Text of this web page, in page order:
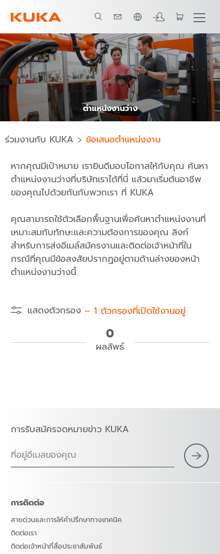
ภาษาไทย / Thai
ตำแหน่งงานว่าง
ร่วมงานกับ KUKA
ข้อเสนอตำแหน่งงาน
หากคุณมีเป้าหมาย เรายินดีมอบโอกาสให้กับคุณ ค้นหา
ตำแหน่งงานว่างที่บริษัทเราได้ที่นี่ แล้วมาเริ่มต้นอาชีพ
ของคุณไปด้วยกันกับพวกเรา ที่ KUKA
คุณสามารถใช้ตัวเลือกพื้นฐานเพื่อค้นหาตำแหน่งงานที่
เหมาะสมกับทักษะและความต้องการของคุณ ลิงก์
สำหรับการส่งอีเมล์สมัครงานและติดต่อเจ้าหน้าที่ใน
กรณีที่คุณมีข้อสงสัยปรากฏอยู่ตามด้านล่างของหน้า
ตำแหน่งงานว่างนี้
แสดงตัวกรอง –1 ตัวกรองที่เปิดใช้งานอยู่
× 1 ตัวกรอง (ประเทศไทย)
0
ผลลัพธ์
การรับสมัครจดหมายข่าว KUKA
ที่อยู่อีเมลของคุณ
การติดต่อ
สายด่วนและการให้คำปรึกษาทางเทคนิค
ติดต่อเรา
ติดต่อเจ้าหน้าที่สื่อประชาสัมพันธ์